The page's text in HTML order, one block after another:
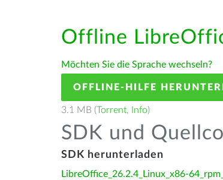
Offline
Möchten Sie die Sprache wechseln?
OFFLINE-HILFE
3.1 MB (Torrent, Info)
SDK und
SDK herunterladen
LibreOffice_26.2.4_Linux_x86-